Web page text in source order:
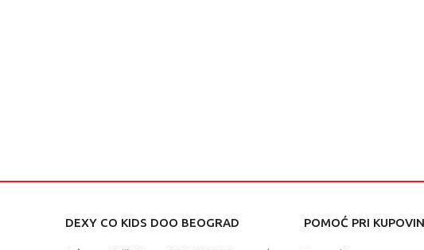
DEXY CO KIDS DOO BEOGRAD POMOĆ PRI